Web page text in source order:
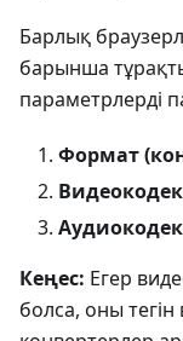
Барлық
барынша
параметрлерді
Формат
Видеокодек
Аудиокодек
Кеңес: Егер
болса, оны